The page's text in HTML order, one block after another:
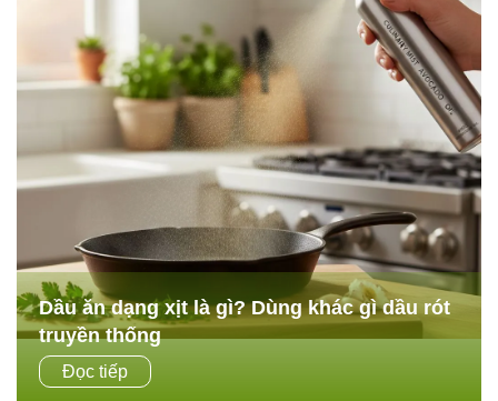
Dầu ăn dạng xịt là gì? Dùng khác gì dầu rót
truyền thống
Trong các căn bếp Eat Clean hoặc những gia đình muốn
giảm dầu mỡ, dầu ăn dạng xịt đang trở thành lựa chọn rất
Đọc tiếp